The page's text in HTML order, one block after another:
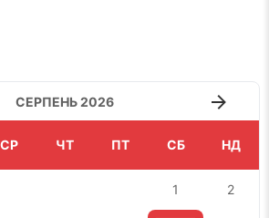
СЕРПЕНЬ 2026
СР ЧТ ПТ СБ НД
1 2